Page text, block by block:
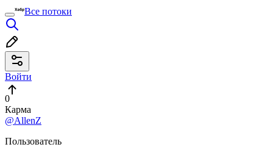
Все потоки
Войти
0
Карма
@AllenZ
Пользователь